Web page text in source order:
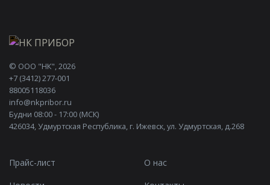
© ООО "НК", 2026
+7 (3412) 277-001
88005118036
info@nkpribor.ru
Будни 08:00 - 17:00 (МСК)
426034, Удмуртская Республика, г. Ижевск, ул. Удмуртская, д.268
Прайс-лист
О нас